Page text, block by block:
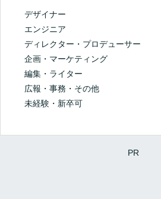
デザイナー
エンジニア
ディレクター・プロデューサー
企画・マーケティング
編集・ライター
広報・事務・その他
未経験・新卒可
PR